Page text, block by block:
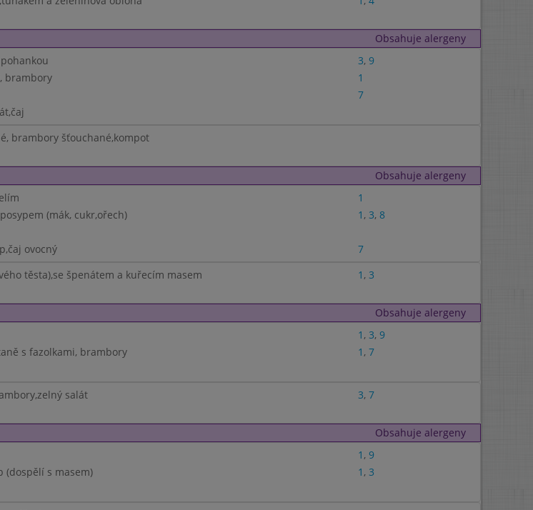
Obsahuje alergeny
3, 9
brambory
1
7
brambory šťouchané,kompot
Obsahuje alergeny
1
(mák, cukr,ořech) 1 , 3, 8
ovocný 7
těsta),se špenátem a kuřecím masem 1 , 3
Obsahuje alergeny
1 , 3, 9
s fazolkami, brambory 1 , 7
salát 3, 7
Obsahuje alergeny
1 , 9
(dospělí s masem) 1 , 3